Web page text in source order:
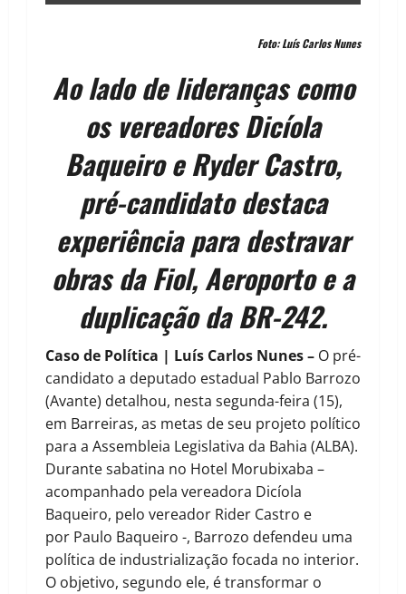
Foto: Luís Carlos Nunes
Ao lado de lideranças como
os vereadores Dicíola
Baqueiro e Ryder Castro,
pré-candidato destaca
experiência para destravar
obras da Fiol, Aeroporto e a
duplicação da BR-242.
Caso de Política | Luís Carlos Nunes – O pré-
candidato a deputado estadual Pablo Barrozo
(Avante) detalhou, nesta segunda-feira (15),
em Barreiras, as metas de seu projeto político
para a Assembleia Legislativa da Bahia (ALBA).
Durante sabatina no Hotel Morubixaba –
acompanhado pela vereadora Dicíola
Baqueiro, pelo vereador Rider Castro e
por Paulo Baqueiro -, Barrozo defendeu uma
política de industrialização focada no interior.
O objetivo, segundo ele, é transformar o